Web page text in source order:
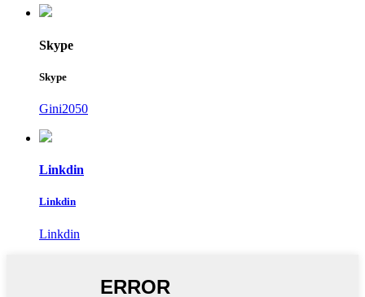
Skype
Skype
Gini2050
Linkdin
Linkdin
Linkdin